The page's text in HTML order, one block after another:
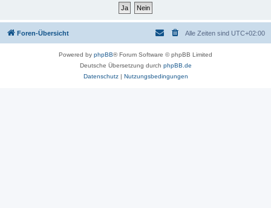
Foren-Übersicht Alle Zeiten sind UTC+02:00
Powered by phpBB® Forum Software © phpBB Limited
Deutsche Übersetzung durch phpBB.de
Datenschutz| Nutzungsbedingungen